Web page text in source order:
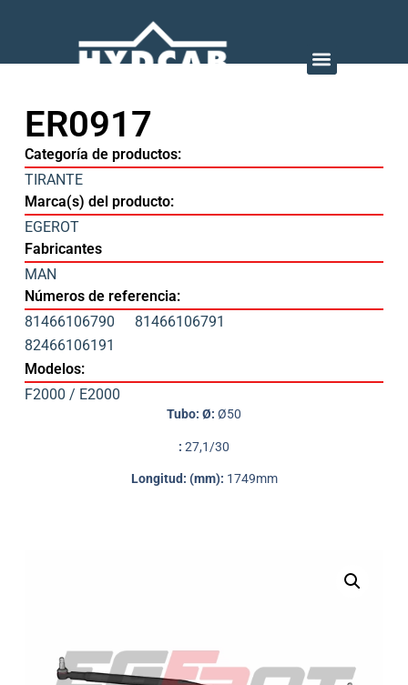
ER0917
Categoría de productos:
TIRANTE
Marca(s) del producto:
EGEROT
Fabricantes
MAN
Números de referencia:
81466106790
81466106791
82466106191
Modelos:
F2000 / E2000
Tubo: Ø: Ø50
: 27,1/30
Longitud: (mm): 1749mm